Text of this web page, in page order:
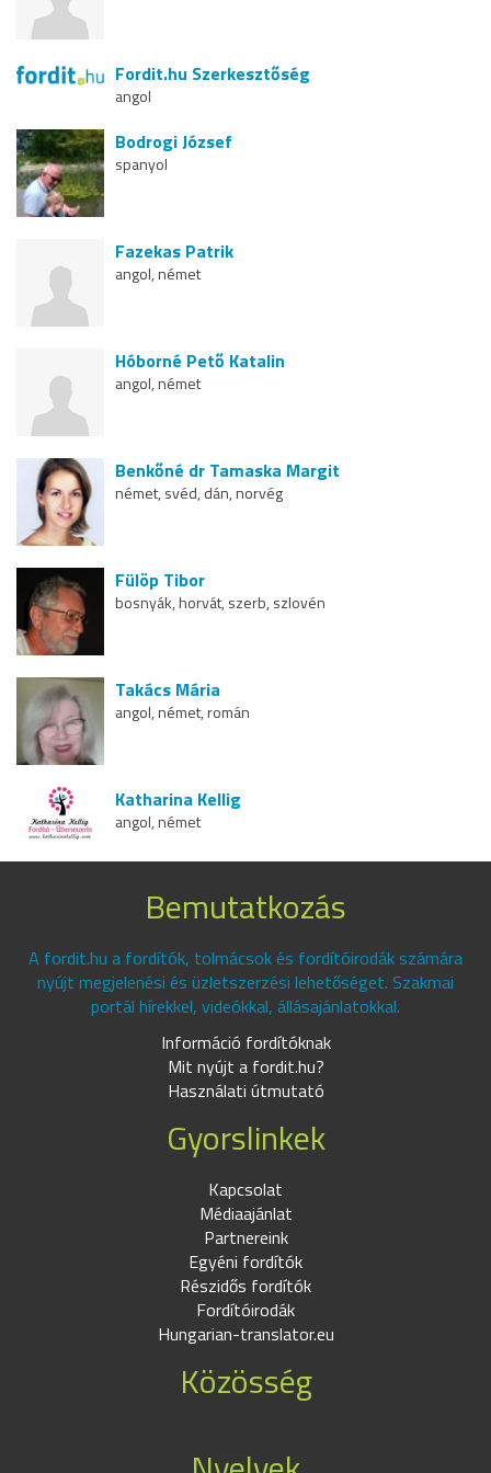
Fordit.hu Szerkesztőség
angol
Bodrogi József
spanyol
Fazekas Patrik
angol, német
Hóborné Pető Katalin
angol, német
Benkőné dr Tamaska Margit
német, svéd, dán, norvég
Fülöp Tibor
bosnyák, horvát, szerb, szlovén
Takács Mária
angol, német, román
Katharina Kellig
angol, német
Bemutatkozás
A fordit.hu a fordítók, tolmácsok és fordítóirodák számára
nyújt megjelenési és üzletszerzési lehetőséget. Szakmai
portál hírekkel, videókkal, állásajánlatokkal.
Információ fordítóknak
Mit nyújt a fordit.hu?
Használati útmutató
Gyorslinkek
Kapcsolat
Médiaajánlat
Partnereink
Egyéni fordítók
Részidős fordítók
Fordítóirodák
Hungarian-translator.eu
Közösség